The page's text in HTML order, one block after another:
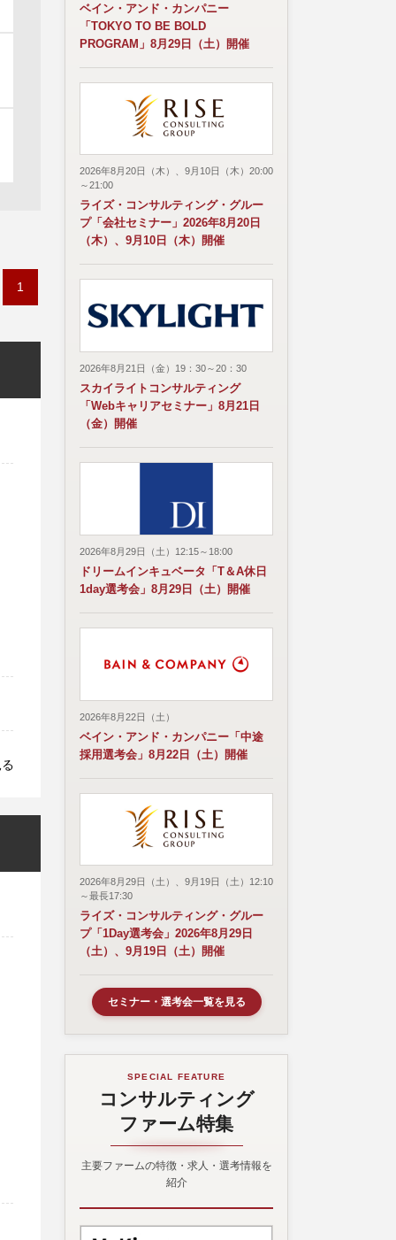
1
ベイン・アンド・カンパニー
「TOKYO TO BE BOLD
PROGRAM」8月29日（土）開催
2026年8月20日（木）、9月10日（木）20:00
～21:00
ライズ・コンサルティング・グルー
プ「会社セミナー」2026年8月20日
（木）、9月10日（木）開催
2026年8月21日（金）19：30～20：30
スカイライトコンサルティング
「Webキャリアセミナー」8月21日
（金）開催
2026年8月29日（土）12:15～18:00
ドリームインキュベータ「T＆A休日
1day選考会」8月29日（土）開催
2026年8月22日（土）
ベイン・アンド・カンパニー「中途
採用選考会」8月22日（土）開催
2026年8月29日（土）、9月19日（土）12:10
～最長17:30
ライズ・コンサルティング・グルー
プ「1Day選考会」2026年8月29日
（土）、9月19日（土）開催
セミナー・選考会一覧を見る
SPECIAL FEATURE
コンサルティング
ファーム特集
主要ファームの特徴・求人・選考情報を
紹介